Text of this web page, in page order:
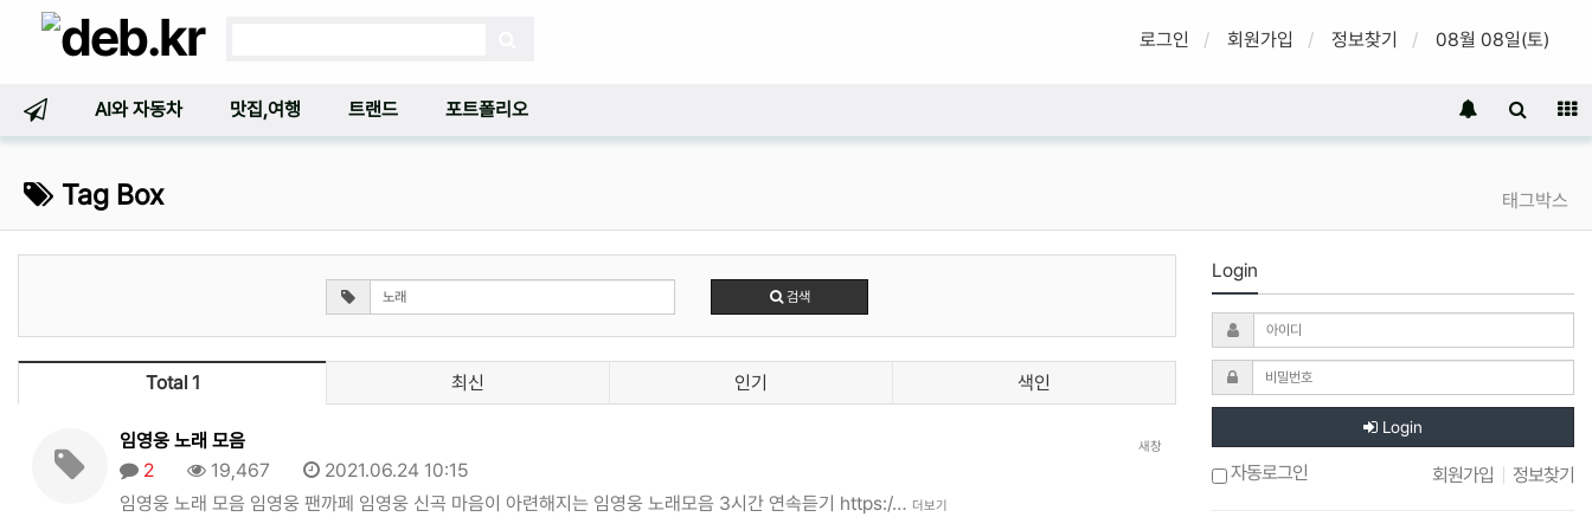
로그인 회원가입 정보찾기 08월 08일(토)
AI와 자동차 맛집,여행 트랜드 포트폴리오
Tag Box 태그박스
검색
Total 1 최신 인기 색인
새창
임영웅 노래 모음
2
19,467
2021.06.24 10:15
임영웅 노래 모음 임영웅 팬까페 임영웅 신곡 마음이 아련해지는 임영웅 노래모음 3시간 연속듣기 https:/… 더보기
Login
Login
자동로그인 회원가입 정보찾기